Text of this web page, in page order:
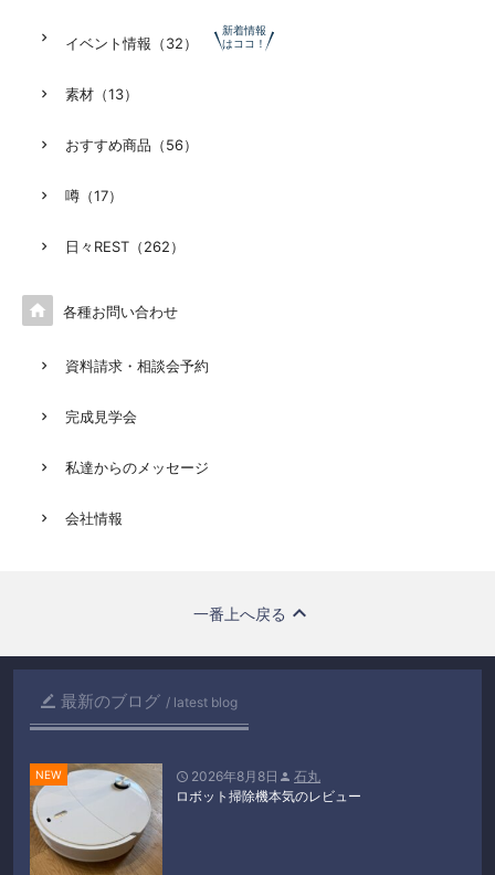
イベント情報（32）
新着情報
はココ！
素材（13）
おすすめ商品（56）
噂（17）
日々REST（262）
 各種お問い合わせ
資料請求・相談会予約
完成見学会
私達からのメッセージ
会社情報
一番上へ戻る
 最新のブログ latest blog
 2026年8月8日  石丸
ロボット掃除機本気のレビュー